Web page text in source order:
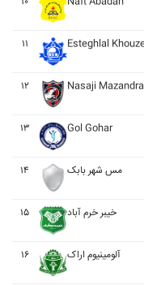
۱۱ Esteghlal
۱۲ Nasaji
۱۳ Gol Gohar
۱۴ مس شهر بابک
۱۵ خيبر خرم آباد
۱۶ آلومينيوم اراک